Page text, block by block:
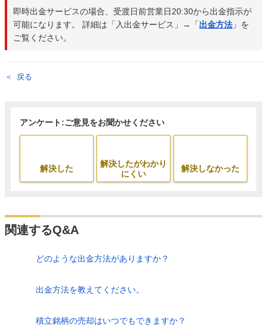
即時出金サービスの場合、受渡日前営業日20:30から出金指示が
可能になります。 詳細は「入出金サービス」→「出金方法 」を
ご覧ください。
戻る
アンケート:ご意見をお聞かせください
解決した
解決したがわかり
にくい
解決しなかった
関連するQ&A
どのような出金方法がありますか？
出金方法を教えてください。
積立銘柄の売却はいつでもできますか？